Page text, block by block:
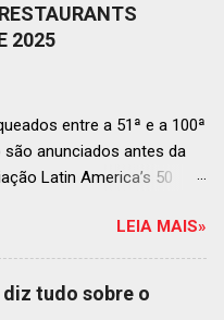
2025
entre a 51ª e a 100ª
anunciados antes da
Latin America’s 50
Antígua, Guatemala
o brasileiro mais
estendida O Latin
anunciou hoje a
LEIA MAIS»
tudo sobre o